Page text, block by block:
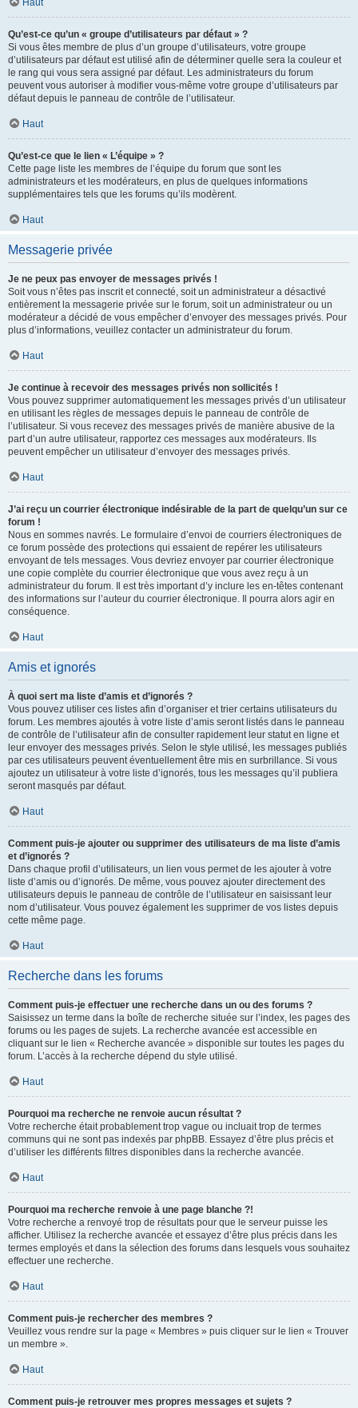
Haut
Qu’est-ce qu’un « groupe d’utilisateurs par défaut » ?
Si vous êtes membre de plus d’un groupe d’utilisateurs, votre groupe
d’utilisateurs par défaut est utilisé afin de déterminer quelle sera la couleur et
le rang qui vous sera assigné par défaut. Les administrateurs du forum
peuvent vous autoriser à modifier vous-même votre groupe d’utilisateurs par
défaut depuis le panneau de contrôle de l’utilisateur.
Haut
Qu’est-ce que le lien « L’équipe » ?
Cette page liste les membres de l’équipe du forum que sont les
administrateurs et les modérateurs, en plus de quelques informations
supplémentaires tels que les forums qu’ils modèrent.
Haut
Messagerie privée
Je ne peux pas envoyer de messages privés !
Soit vous n’êtes pas inscrit et connecté, soit un administrateur a désactivé
entièrement la messagerie privée sur le forum, soit un administrateur ou un
modérateur a décidé de vous empêcher d’envoyer des messages privés. Pour
plus d’informations, veuillez contacter un administrateur du forum.
Haut
Je continue à recevoir des messages privés non sollicités !
Vous pouvez supprimer automatiquement les messages privés d’un utilisateur
en utilisant les règles de messages depuis le panneau de contrôle de
l’utilisateur. Si vous recevez des messages privés de manière abusive de la
part d’un autre utilisateur, rapportez ces messages aux modérateurs. Ils
peuvent empêcher un utilisateur d’envoyer des messages privés.
Haut
J’ai reçu un courrier électronique indésirable de la part de quelqu’un sur ce
forum !
Nous en sommes navrés. Le formulaire d’envoi de courriers électroniques de
ce forum possède des protections qui essaient de repérer les utilisateurs
envoyant de tels messages. Vous devriez envoyer par courrier électronique
une copie complète du courrier électronique que vous avez reçu à un
administrateur du forum. Il est très important d’y inclure les en-têtes contenant
des informations sur l’auteur du courrier électronique. Il pourra alors agir en
conséquence.
Haut
Amis et ignorés
À quoi sert ma liste d’amis et d’ignorés ?
Vous pouvez utiliser ces listes afin d’organiser et trier certains utilisateurs du
forum. Les membres ajoutés à votre liste d’amis seront listés dans le panneau
de contrôle de l’utilisateur afin de consulter rapidement leur statut en ligne et
leur envoyer des messages privés. Selon le style utilisé, les messages publiés
par ces utilisateurs peuvent éventuellement être mis en surbrillance. Si vous
ajoutez un utilisateur à votre liste d’ignorés, tous les messages qu’il publiera
seront masqués par défaut.
Haut
Comment puis-je ajouter ou supprimer des utilisateurs de ma liste d’amis
et d’ignorés ?
Dans chaque profil d’utilisateurs, un lien vous permet de les ajouter à votre
liste d’amis ou d’ignorés. De même, vous pouvez ajouter directement des
utilisateurs depuis le panneau de contrôle de l’utilisateur en saisissant leur
nom d’utilisateur. Vous pouvez également les supprimer de vos listes depuis
cette même page.
Haut
Recherche dans les forums
Comment puis-je effectuer une recherche dans un ou des forums ?
Saisissez un terme dans la boîte de recherche située sur l’index, les pages des
forums ou les pages de sujets. La recherche avancée est accessible en
cliquant sur le lien « Recherche avancée » disponible sur toutes les pages du
forum. L’accès à la recherche dépend du style utilisé.
Haut
Pourquoi ma recherche ne renvoie aucun résultat ?
Votre recherche était probablement trop vague ou incluait trop de termes
communs qui ne sont pas indexés par phpBB. Essayez d’être plus précis et
d’utiliser les différents filtres disponibles dans la recherche avancée.
Haut
Pourquoi ma recherche renvoie à une page blanche ?!
Votre recherche a renvoyé trop de résultats pour que le serveur puisse les
afficher. Utilisez la recherche avancée et essayez d’être plus précis dans les
termes employés et dans la sélection des forums dans lesquels vous souhaitez
effectuer une recherche.
Haut
Comment puis-je rechercher des membres ?
Veuillez vous rendre sur la page « Membres » puis cliquer sur le lien « Trouver
un membre ».
Haut
Comment puis-je retrouver mes propres messages et sujets ?